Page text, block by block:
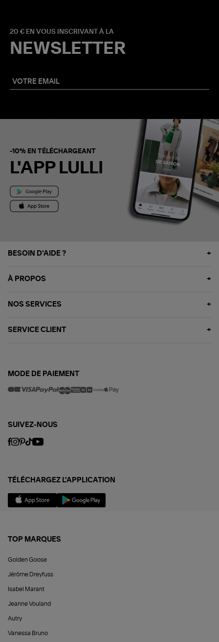
20 € EN VOUS INSCRIVANT À LA
NEWSLETTER
-10% EN TÉLÉCHARGEANT
L'APP LULLI
BESOIN D'AIDE ?
À PROPOS
NOS SERVICES
SERVICE CLIENT
MODE DE PAIEMENT
SUIVEZ-NOUS
TÉLÉCHARGEZ L'APPLICATION
TOP MARQUES
Golden Goose
Jérôme Dreyfuss
Isabel Marant
Jeanne Vouland
Autry
Vanessa Bruno